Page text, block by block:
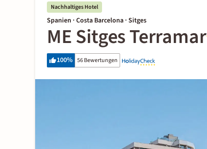
Nachhaltiges Hotel
Spanien · Costa Barcelona · Sitges
ME Sitges Terramar
100% 56 Bewertungen